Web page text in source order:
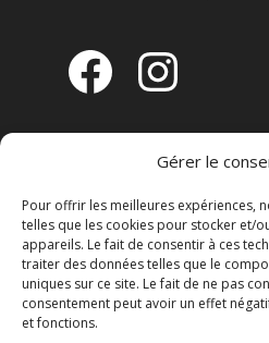
Gérer le
Pour offrir les meilleures expériences,
telles que les cookies pour stocker et/
appareils. Le fait de consentir à ces
traiter des données telles que le
uniques sur ce site. Le fait de ne pas
consentement peut avoir un effet
et fonctions.
Facebook
Lundi 14h - 17h30
Voiragendapour plus